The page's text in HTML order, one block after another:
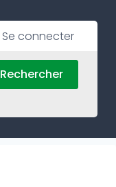
Se connecter
Rechercher